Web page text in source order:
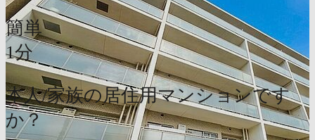
簡単
1分
本人/家族の居住用マンションです
か？